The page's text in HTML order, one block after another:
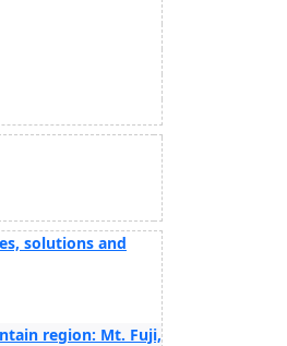
solutions and
region: Mt. Fuji,